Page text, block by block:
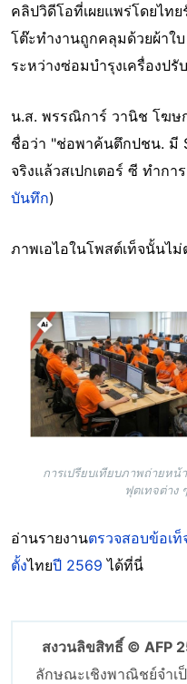
คลิปวิดีโอที่เผยแพร่โดยไท
โต๊ะทำงานถูกคลุมด้วยผ้าใ
ระหว่างซ่อมบำรุงเครื่องปรั
น.ส. พรรณิการ์ วานิช โฆ
ชื่อว่า "ช่อพาค้นตึกปชน. มี
จริงแล้วสเปกเตอร์ ซี ทำก
บันทึก)
ภาพเอไอในโพสต์เท็จนั้นไ
Image
การเปรียบเทียบภาพถ่ายห
ฟุตเทจต่าง
อ่านรายงานตรวจสอบข้อเท็
ตั้งไทยปี 2569 ได้ที่นี่
สงวนลิขสิทธิ์ © AFP
ลักษณะเชิงพาณิชย์จำเ